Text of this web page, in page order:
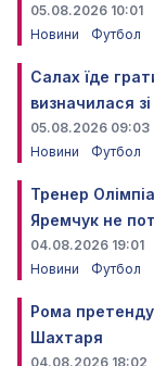
05.08.2026 10:01
Новини
Футбол
Салах їде
визначилася
05.08.2026 09:03
Новини
Футбол
Тренер
Яремчук не
04.08.2026 19:01
Новини
Футбол
Рома
Шахтаря
04.08.2026 18:02